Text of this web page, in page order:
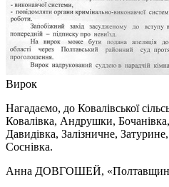
Вирок
Нагадаємо, до Ковалівської
Ковалівка, Андрушки,
Давидівка, Залізничне,
Соснівка.
Анна ДОВГОШЕЙ,